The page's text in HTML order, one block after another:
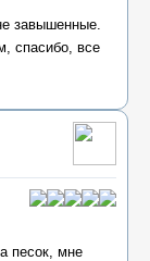
завышенные.
спасибо, все
песок, мне